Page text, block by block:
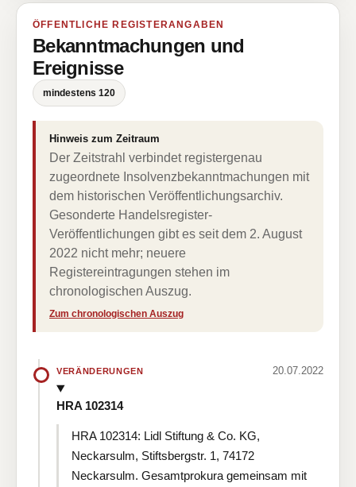
ÖFFENTLICHE REGISTERANGABEN
Bekanntmachungen und
Ereignisse
mindestens 120
Hinweis zum Zeitraum
Der Zeitstrahl verbindet registergenau
zugeordnete Insolvenzbekanntmachungen mit
dem historischen Veröffentlichungsarchiv.
Gesonderte Handelsregister-
Veröffentlichungen gibt es seit dem 2. August
2022 nicht mehr; neuere
Registereintragungen stehen im
chronologischen Auszug.
Zum chronologischen Auszug
VERÄNDERUNGEN 20.07.2022
HRA 102314
HRA 102314: Lidl Stiftung & Co. KG,
Neckarsulm, Stiftsbergstr. 1, 74172
Neckarsulm. Gesamtprokura gemeinsam mit